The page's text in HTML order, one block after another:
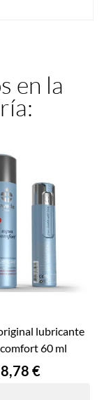
en la
60 ml
Precio
8,78 €